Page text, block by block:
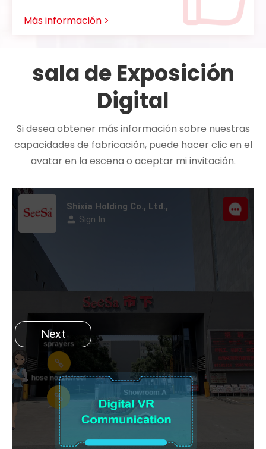
Más información >
sala de Exposición
Digital
Si desea obtener más información sobre nuestras
capacidades de fabricación, puede hacer clic en el
avatar en la escena o aceptar mi invitación.